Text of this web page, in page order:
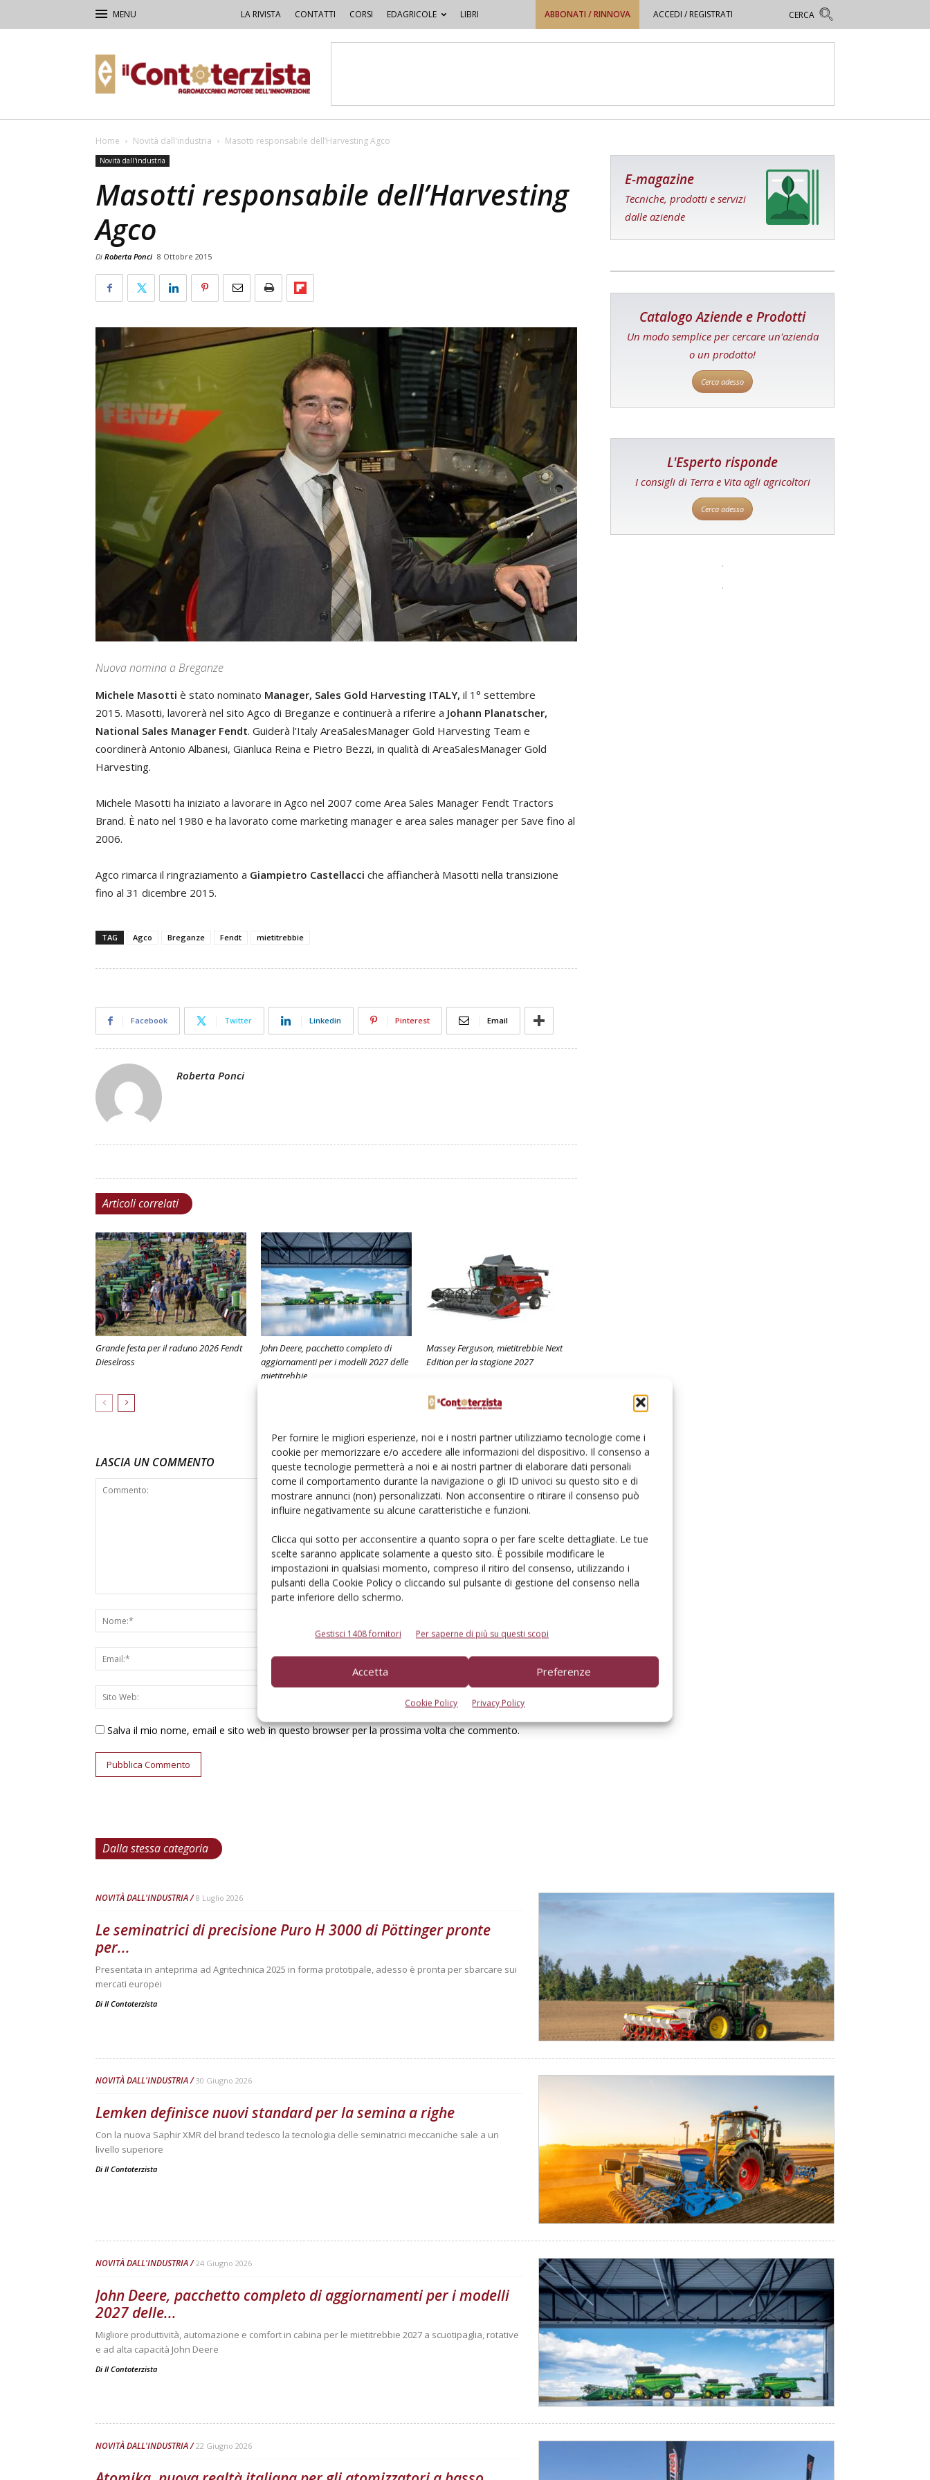
Per fornire le migliori esperienze, noi e i nostri partner utilizziamo tecnologie come i
cookie per memorizzare e/o accedere alle informazioni del dispositivo. Il consenso a
queste tecnologie permetterà a noi e ai nostri partner di elaborare dati personali
come il comportamento durante la navigazione o gli ID univoci su questo sito e di
mostrare annunci (non) personalizzati. Non acconsentire o ritirare il consenso può
influire negativamente su alcune caratteristiche e funzioni.
Clicca qui sotto per acconsentire a quanto sopra o per fare scelte dettagliate. Le tue
scelte saranno applicate solamente a questo sito. È possibile modificare le
impostazioni in qualsiasi momento, compreso il ritiro del consenso, utilizzando i
pulsanti della Cookie Policy o cliccando sul pulsante di gestione del consenso nella
parte inferiore dello schermo.
Gestisci 1408 fornitori Per saperne di più su questi scopi
Accetta Preferenze
Cookie Policy Privacy Policy
LA RIVISTA CONTATTI CORSI EDAGRICOLE LIBRI ABBONATI / RINNOVA ACCEDI / REGISTRATI
Contoterzista
Home Novità dall'industria Masotti responsabile dell’Harvesting Agco
Novità dall'industria
Masotti responsabile dell’Harvesting
Agco
Di Roberta Ponci 8 Ottobre 2015
Nuova nomina a Breganze
Michele Masotti è stato nominato Manager, Sales Gold Harvesting ITALY, il 1° settembre
2015. Masotti, lavorerà nel sito Agco di Breganze e continuerà a riferire a Johann Planatscher,
National Sales Manager Fendt. Guiderà l’Italy AreaSalesManager Gold Harvesting Team e
coordinerà Antonio Albanesi, Gianluca Reina e Pietro Bezzi, in qualità di AreaSalesManager Gold
Harvesting.
Michele Masotti ha iniziato a lavorare in Agco nel 2007 come Area Sales Manager Fendt Tractors
Brand. È nato nel 1980 e ha lavorato come marketing manager e area sales manager per Save fino al
2006.
Agco rimarca il ringraziamento a Giampietro Castellacci che affiancherà Masotti nella transizione
fino al 31 dicembre 2015.
TAG Agco Breganze Fendt mietitrebbie
Facebook Twitter Linkedin Pinterest Email
Roberta Ponci
Articoli correlati
Grande festa per il raduno 2026 Fendt
Dieselross
John Deere, pacchetto completo di
aggiornamenti per i modelli 2027 delle
mietitrebbie
Massey Ferguson, mietitrebbie Next
Edition per la stagione 2027
LASCIA UN COMMENTO
Salva il mio nome, email e sito web in questo browser per la prossima volta che commento.
E-magazine
Tecniche, prodotti e servizi
dalle aziende
Catalogo Aziende e Prodotti
Un modo semplice per cercare un'azienda
o un prodotto!
Cerca adesso
L'Esperto risponde
I consigli di Terra e Vita agli agricoltori
Cerca adesso
Dalla stessa categoria
NOVITÀ DALL'INDUSTRIA 8 Luglio 2026
Le seminatrici di precisione Puro H 3000 di Pöttinger pronte
per...
Presentata in anteprima ad Agritechnica 2025 in forma prototipale, adesso è pronta per sbarcare sui
mercati europei
Di Il Contoterzista
NOVITÀ DALL'INDUSTRIA 30 Giugno 2026
Lemken definisce nuovi standard per la semina a righe
Con la nuova Saphir XMR del brand tedesco la tecnologia delle seminatrici meccaniche sale a un
livello superiore
Di Il Contoterzista
NOVITÀ DALL'INDUSTRIA 24 Giugno 2026
John Deere, pacchetto completo di aggiornamenti per i modelli
2027 delle...
Migliore produttività, automazione e comfort in cabina per le mietitrebbie 2027 a scuotipaglia, rotative
e ad alta capacità John Deere
Di Il Contoterzista
NOVITÀ DALL'INDUSTRIA 22 Giugno 2026